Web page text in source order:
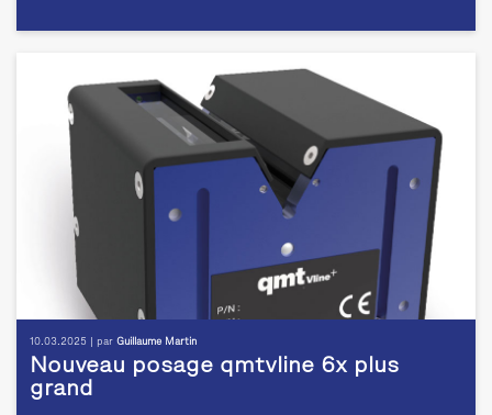
10.03.2025 | par Guillaume Martin
Nouveau posage qmtvline 6x plus
grand